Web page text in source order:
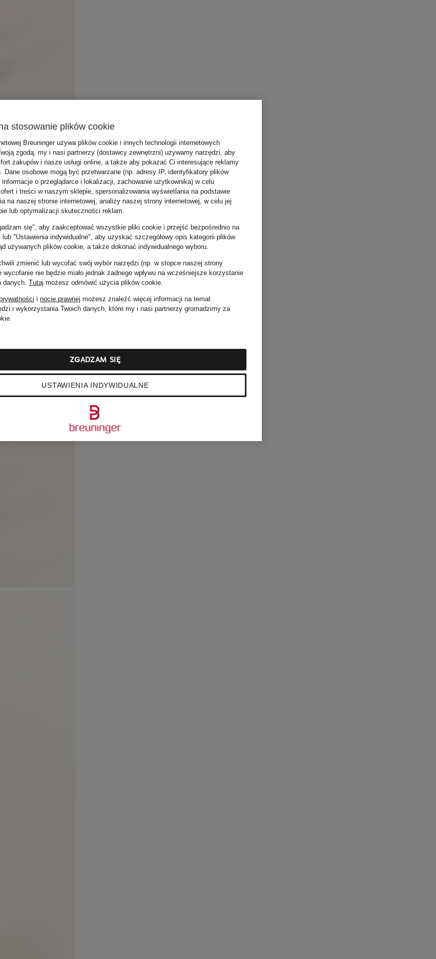
stosowanie plików cookie
Breuninger używa plików cookie i innych technologii internetowych
zgodą, my i nasi partnerzy (dostawcy zewnętrzni) używamy narzędzi, aby
zakupów i nasze usługi online, a także aby pokazać Ci interesujące reklamy
Dane osobowe mogą być przetwarzane (np. adresy IP, identyfikatory plików
o przeglądarce i lokalizacji, zachowanie użytkownika) w celu
i treści w naszym sklepie, spersonalizowania wyświetlania na podstawie
na naszej stronie internetowej, analizy naszej strony internetowej, w celu jej
lub optymalizacji skuteczności reklam.
się", aby zaakceptować wszystkie pliki cookie i przejść bezpośrednio na
lub "Ustawienia indywidualne", aby uzyskać szczegółowy opis kategorii plików
używanych plików cookie, a także dokonać indywidualnego wyboru.
zmienić lub wycofać swój wybór narzędzi (np. w stopce naszej strony
wycofanie nie będzie miało jednak żadnego wpływu na wcześniejsze korzystanie
danych. Tutaj możesz odmówić użycia plików cookie.
i nocie prawnej możesz znaleźć więcej informacji na temat
i wykorzystania Twoich danych, które my i nasi partnerzy gromadzimy za
USTAWIENIA INDYWIDUALNE
ZGADZAM SIĘ